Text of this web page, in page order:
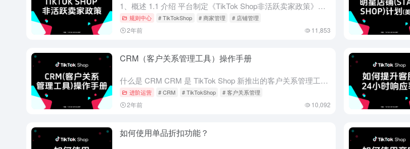
1、概述 1.1 介绍 平台制定《TikTok Shop非活跃卖家政策》的明确目的是： 在 TikTok Shop 营造积极的购物环境 打造值得顾客信赖的购物体验 所有通过 TikTok Shop 销...
规则中心 # TikTokShop # 商家管理 # 店铺管理
2年前 11,853
CRM（客户关系管理工具）操作手册
什么是 CRM CRM 是 TikTok Shop 新推出的客户关系管理工具，能够用来 探索开发潜在客户 维护已购买家关系 维护店铺粉丝关系 商家可以通过 CRM 给圈选出来的客户发送相关信息，来促成...
进阶运营 # CRM # TikTokShop # 客户关系管理
2年前 10,092
如何使用单品折扣功能？